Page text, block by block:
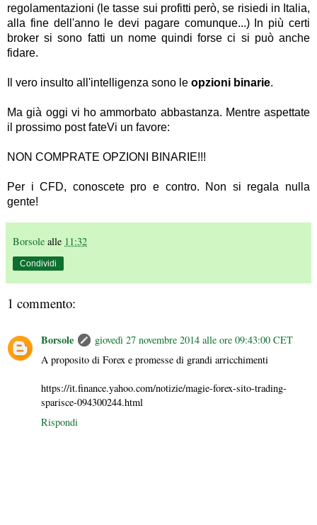
regolamentazioni (le tasse sui profitti però, se risiedi in Italia,
alla fine dell'anno le devi pagare comunque...) In più certi
broker si sono fatti un nome quindi forse ci si può anche
fidare.
Il vero insulto all'intelligenza sono le opzioni binarie.
Ma già oggi vi ho ammorbato abbastanza. Mentre aspettate
il prossimo post fateVi un favore:
NON COMPRATE OPZIONI BINARIE!!!
Per i CFD, conoscete pro e contro. Non si regala nulla
gente!
Borsole alle 11:32
Condividi
1 commento:
Borsole
giovedì 27 novembre 2014 alle ore 09:43:00 CET
A proposito di Forex e promesse di grandi arricchimenti
https://it.finance.yahoo.com/notizie/magie-forex-sito-trading-
sparisce-094300244.html
Rispondi